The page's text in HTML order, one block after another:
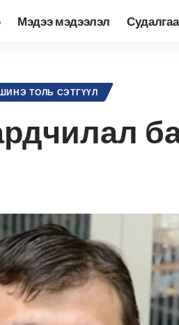
Мэдээ мэдээлэл Судалгаа
ТОЛЬ СЭТГҮҮЛ